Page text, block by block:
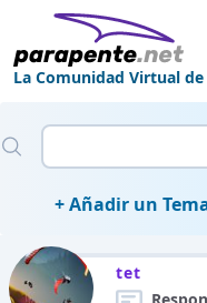
La Comunidad Virtual
+ Añadir un
tet